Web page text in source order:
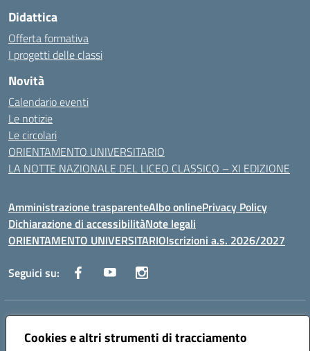
Cookies e altri strumenti di tracciamento
Didattica
Offerta formativa
I progetti delle classi
Novità
Calendario eventi
Le notizie
Le circolari
ORIENTAMENTO UNIVERSITARIO
LA NOTTE NAZIONALE DEL LICEO CLASSICO – XI EDIZIONE
Amministrazione trasparenteAlbo onlinePrivacy Policy
Dichiarazione di accessibilitàNote legali
ORIENTAMENTO UNIVERSITARIOIscrizioni a.s. 2026/2027
Seguici su:
Indirizzo:
Centralino:0882 331218 Email:fgps210002@istruzione.it